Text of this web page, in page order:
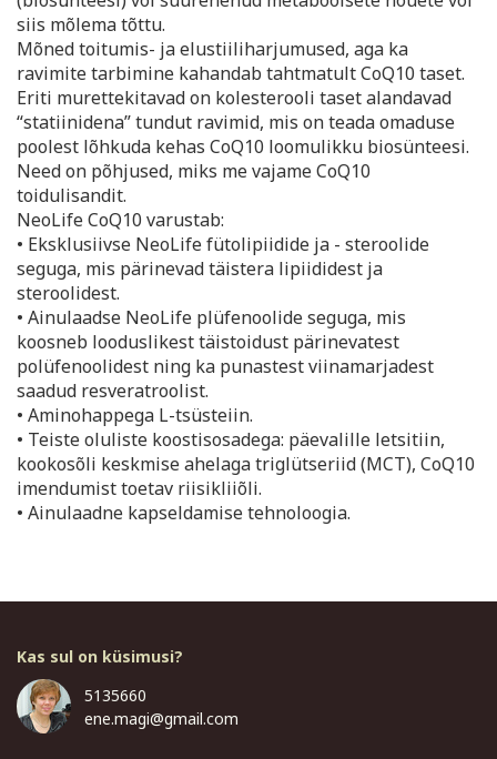
siis mõlema tõttu.
Mõned toitumis- ja elustiiliharjumused, aga ka
ravimite tarbimine kahandab tahtmatult CoQ10 taset.
Eriti murettekitavad on kolesterooli taset alandavad
“statiinidena” tundut ravimid, mis on teada omaduse
poolest lõhkuda kehas CoQ10 loomulikku biosünteesi.
Need on põhjused, miks me vajame CoQ10
toidulisandit.
NeoLife CoQ10 varustab:
• Eksklusiivse NeoLife fütolipiidide ja - steroolide
seguga, mis pärinevad täistera lipiididest ja
steroolidest.
• Ainulaadse NeoLife plüfenoolide seguga, mis
koosneb looduslikest täistoidust pärinevatest
polüfenoolidest ning ka punastest viinamarjadest
saadud resveratroolist.
• Aminohappega L-tsüsteiin.
• Teiste oluliste koostisosadega: päevalille letsitiin,
kookosõli keskmise ahelaga triglütseriid (MCT), CoQ10
imendumist toetav riisikliiõli.
• Ainulaadne kapseldamise tehnoloogia.
Kas sul on küsimusi?
5135660
ene.magi@gmail.com